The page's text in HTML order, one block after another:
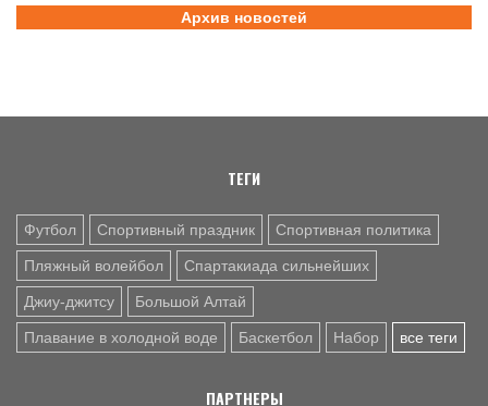
соревнования на Телецком озере
В Барнауле победителями турнира 2 на 2 стали команды
Media Basket Altai и академии Tigers (фото)
Архив новостей
ТЕГИ
Футбол Спортивный праздник Спортивная политика
Пляжный волейбол Спартакиада сильнейших
Джиу-джитсу Большой Алтай
Плавание в холодной воде Баскетбол Набор все теги
ПАРТНЕРЫ